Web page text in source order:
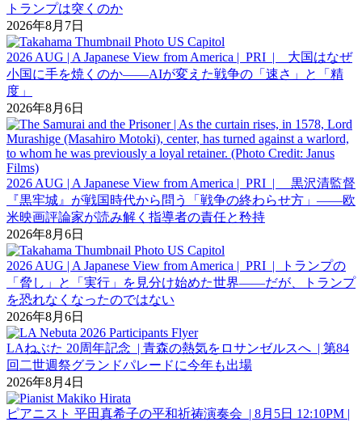
トランプは突くのか
2026年8月7日
2026 AUG | A Japanese View from America | PRI | 大国はなぜ
小国に手を焼くのか――AIが変えた戦争の「速さ」と「精
度」
2026年8月6日
2026 AUG | A Japanese View from America | PRI | 黒沢清監督
『黒牢城』が戦国時代から問う「戦争の終わらせ方」――欧
米映画評論家が読み解く指導者の責任と矜持
2026年8月6日
2026 AUG | A Japanese View from America | PRI | トランプの
「脅し」と「実行」を見分け始めた世界――だが、トランプ
を恐れなくなったのではない
2026年8月6日
LAねぶた 20周年記念 | 青森の熱気をロサンゼルスへ | 第84
回二世週祭グランドパレードに今年も出場
2026年8月4日
ピアニスト 平田真希子の平和祈祷演奏会 | 8月5日 12:10PM |